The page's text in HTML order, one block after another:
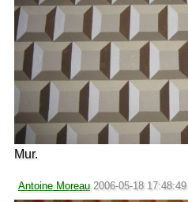
Mur.
Antoine Moreau 2006-05-18 17:48:49